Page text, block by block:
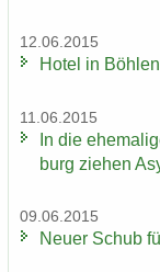
12.06.2015
Hotel in
11.06.2015
In die
burg zie­hen
09.06.2015
Neuer Schub